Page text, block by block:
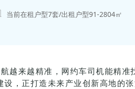
当前在租户型7套/出租户型91-2804㎡
越来越精准，网约车司机能精
设，正打造未来产业创新高地